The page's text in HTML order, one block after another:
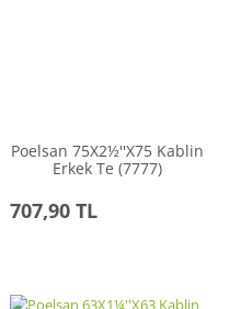
Poelsan 75X2½''X75 Kablin
Erkek Te (7777)
707,90 TL